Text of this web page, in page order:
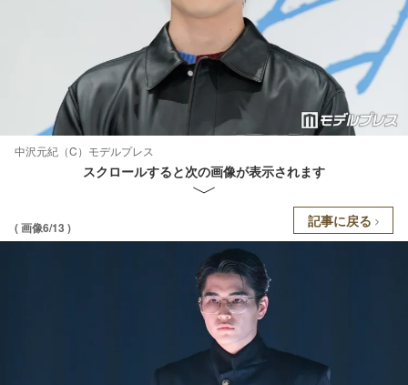
中沢元紀（C）モデルプレス
スクロールすると次の画像が表示されます
( 画像6/13 ) 記事に戻る